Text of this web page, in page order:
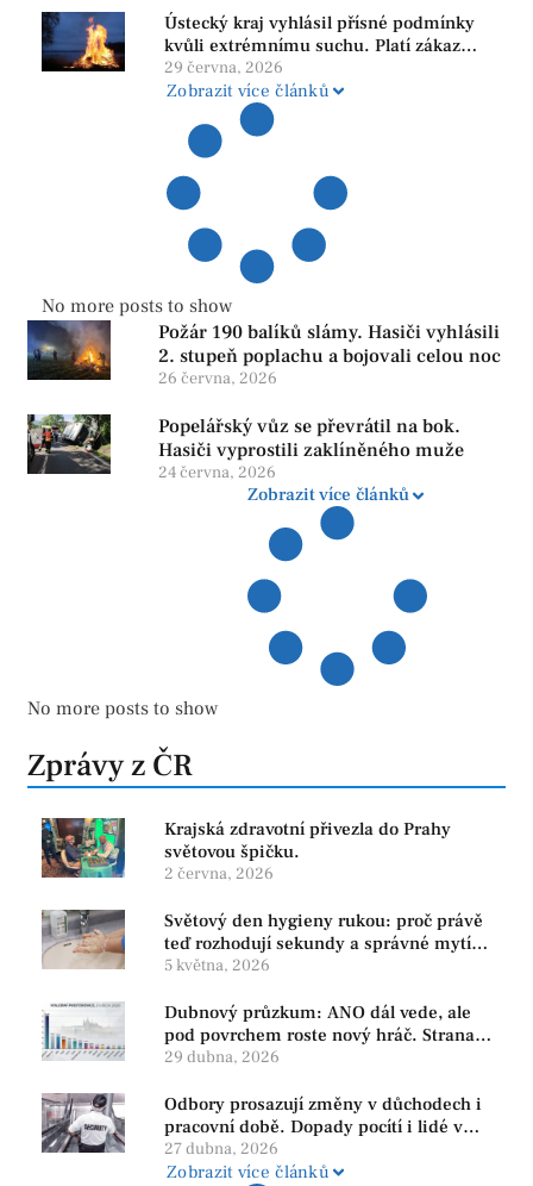
Ústecký kraj vyhlásil přísné podmínky
kvůli extrémnímu suchu. Platí zákaz
ohňů i pyrotechniky
29 června, 2026
Zobrazit více článků
No more posts to show
Požár 190 balíků slámy. Hasiči vyhlásili
2. stupeň poplachu a bojovali celou noc
26 června, 2026
Popelářský vůz se převrátil na bok.
Hasiči vyprostili zaklíněného muže
24 června, 2026
Zobrazit více článků
No more posts to show
Zprávy z ČR
Krajská zdravotní přivezla do Prahy
světovou špičku.
2 června, 2026
Světový den hygieny rukou: proč právě
teď rozhodují sekundy a správné mytí
rukou
5 května, 2026
Dubnový průzkum: ANO dál vede, ale
pod povrchem roste nový hráč. Strana
PRO se drží nejvýš mezi menšími
29 dubna, 2026
Odbory prosazují změny v důchodech i
pracovní době. Dopady pocítí i lidé v
našem regionu
27 dubna, 2026
Zobrazit více článků